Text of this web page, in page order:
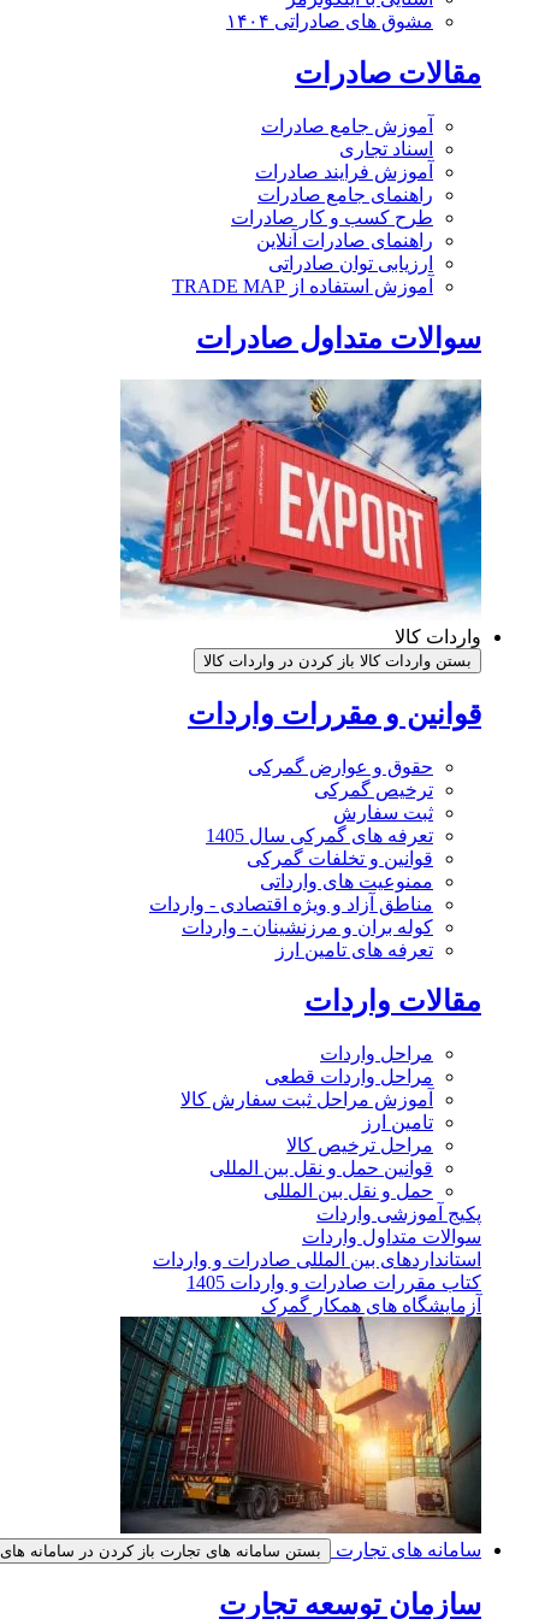
مشوق های صادراتی ۱۴۰۴
مقالات صادرات
آموزش جامع صادرات
اسناد تجاری
آموزش فرایند صادرات
راهنمای جامع صادرات
طرح کسب و کار صادرات
راهنمای صادرات آنلاین
ارزیابی توان صادراتی
آموزش استفاده از TRADE MAP
سوالات متداول صادرات
واردات کالا
بستن واردات کالا باز کردن در واردات کالا
قوانین و مقررات واردات
حقوق و عوارض گمرکی
ترخیص گمرکی
ثبت سفارش
تعرفه های گمرکی سال 1405
قوانین و تخلفات گمرکی
ممنوعیت های وارداتی
مناطق آزاد و ویژه اقتصادی - واردات
کوله بران و مرزنشینان - واردات
تعرفه های تامین ارز
مقالات واردات
مراحل واردات
مراحل واردات قطعی
آموزش مراحل ثبت سفارش کالا
تامین ارز
مراحل ترخیص کالا
قوانین حمل و نقل بین المللی
حمل و نقل بین المللی
پکیج آموزشی واردات
سوالات متداول واردات
استانداردهای بین المللی صادرات و واردات
کتاب مقررات صادرات و واردات 1405
آزمایشگاه های همکار گمرک
سامانه های تجارت بستن سامانه های تجارت باز کردن در سامانه
سازمان توسعه تجارت